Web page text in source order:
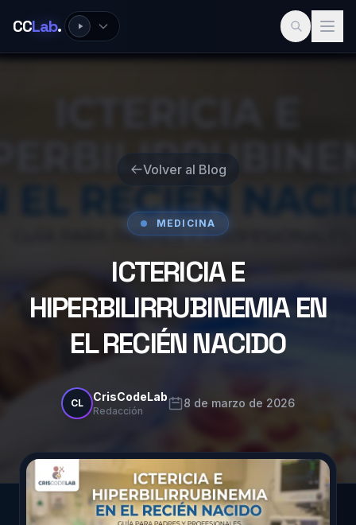
CCLab.
Volver al Blog
MEDICINA
ICTERICIA E
HIPERBILIRRUBINEMIA EN
EL RECIÉN NACIDO
CL CrisCodeLab
Redacción
8 de marzo de 2026